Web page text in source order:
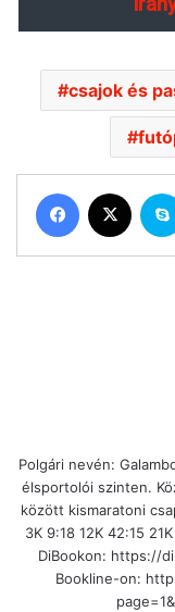
csajok és
Polgári nevén:
élsportolói szinten.
között kismaratoni
3K 9:18 12K 42:15
DiBookon: https://
Bookline-on: